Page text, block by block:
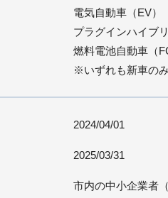
電気自動車（EV）
プラグインハイブ
燃料電池自動車（
※いずれも新車のみ
2024/04/01
2025/03/31
市内の中小企業者